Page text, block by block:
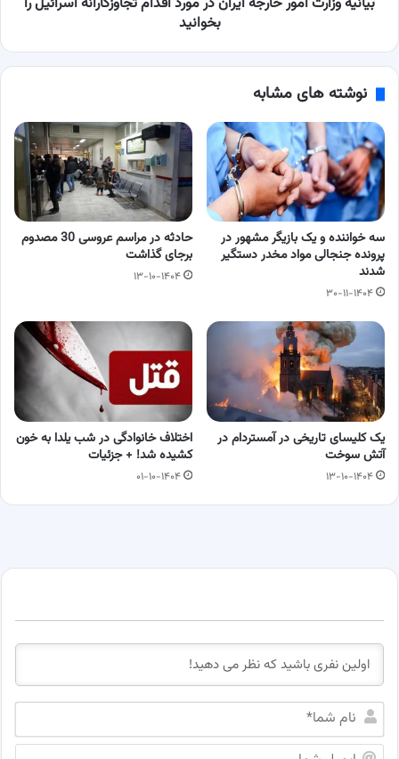
بخوانید
نوشته های مشابه
سه خواننده و یک بازیگر مشهور در
پرونده جنجالی مواد مخدر دستگیر
شدند
۳۰-۱۱-۱۴۰۴
حادثه در مراسم عروسی 30 مصدوم
برجای گذاشت
۱۳-۱۰-۱۴۰۴
یک کلیسای تاریخی در آمستردام در
آتش سوخت
۱۳-۱۰-۱۴۰۴
اختلاف خانوادگی در شب یلدا به خون
کشیده شد! + جزئیات
۰۱-۱۰-۱۴۰۴
م